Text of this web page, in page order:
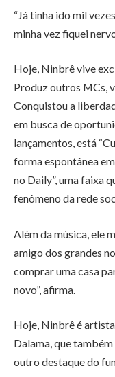
“Já tinha ido mil
minha vez fiquei
Hoje, Ninbrê vive
Produz outros MCs,
Conquistou a
em busca de
lançamentos, está
forma espontânea
no Daily”, uma faixa
fenômeno da rede
Além da música, ele
amigo dos grandes
comprar uma casa
novo”, afirma.
Hoje, Ninbrê é
Dalama, que
outro destaque do